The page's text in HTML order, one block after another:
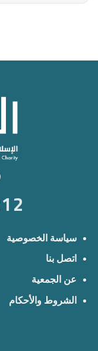
سياسة الخصوصية
اتصل بنا
عن الجمعية
الشروط والأحكام